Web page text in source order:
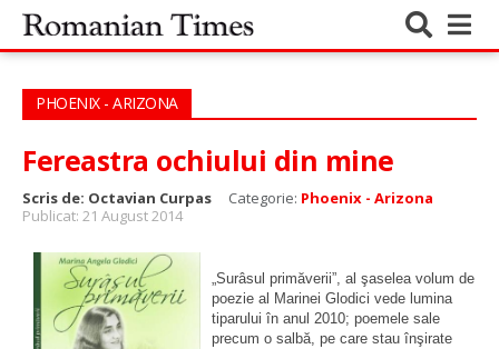
PHOENIX - ARIZONA
Fereastra ochiului din mine
Scris de: Octavian Curpas Categorie: Phoenix - Arizona
Publicat: 21 August 2014
„Surâsul primăverii”, al şaselea volum de
poezie al Marinei Glodici vede lumina
tiparului în anul 2010; poemele sale
precum o salbă, pe care stau înşirate